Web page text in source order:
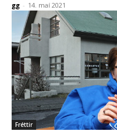
gg - 14. maí 2021
Fréttir